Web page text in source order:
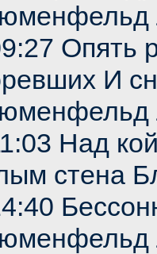
Опять
И
Над
стена